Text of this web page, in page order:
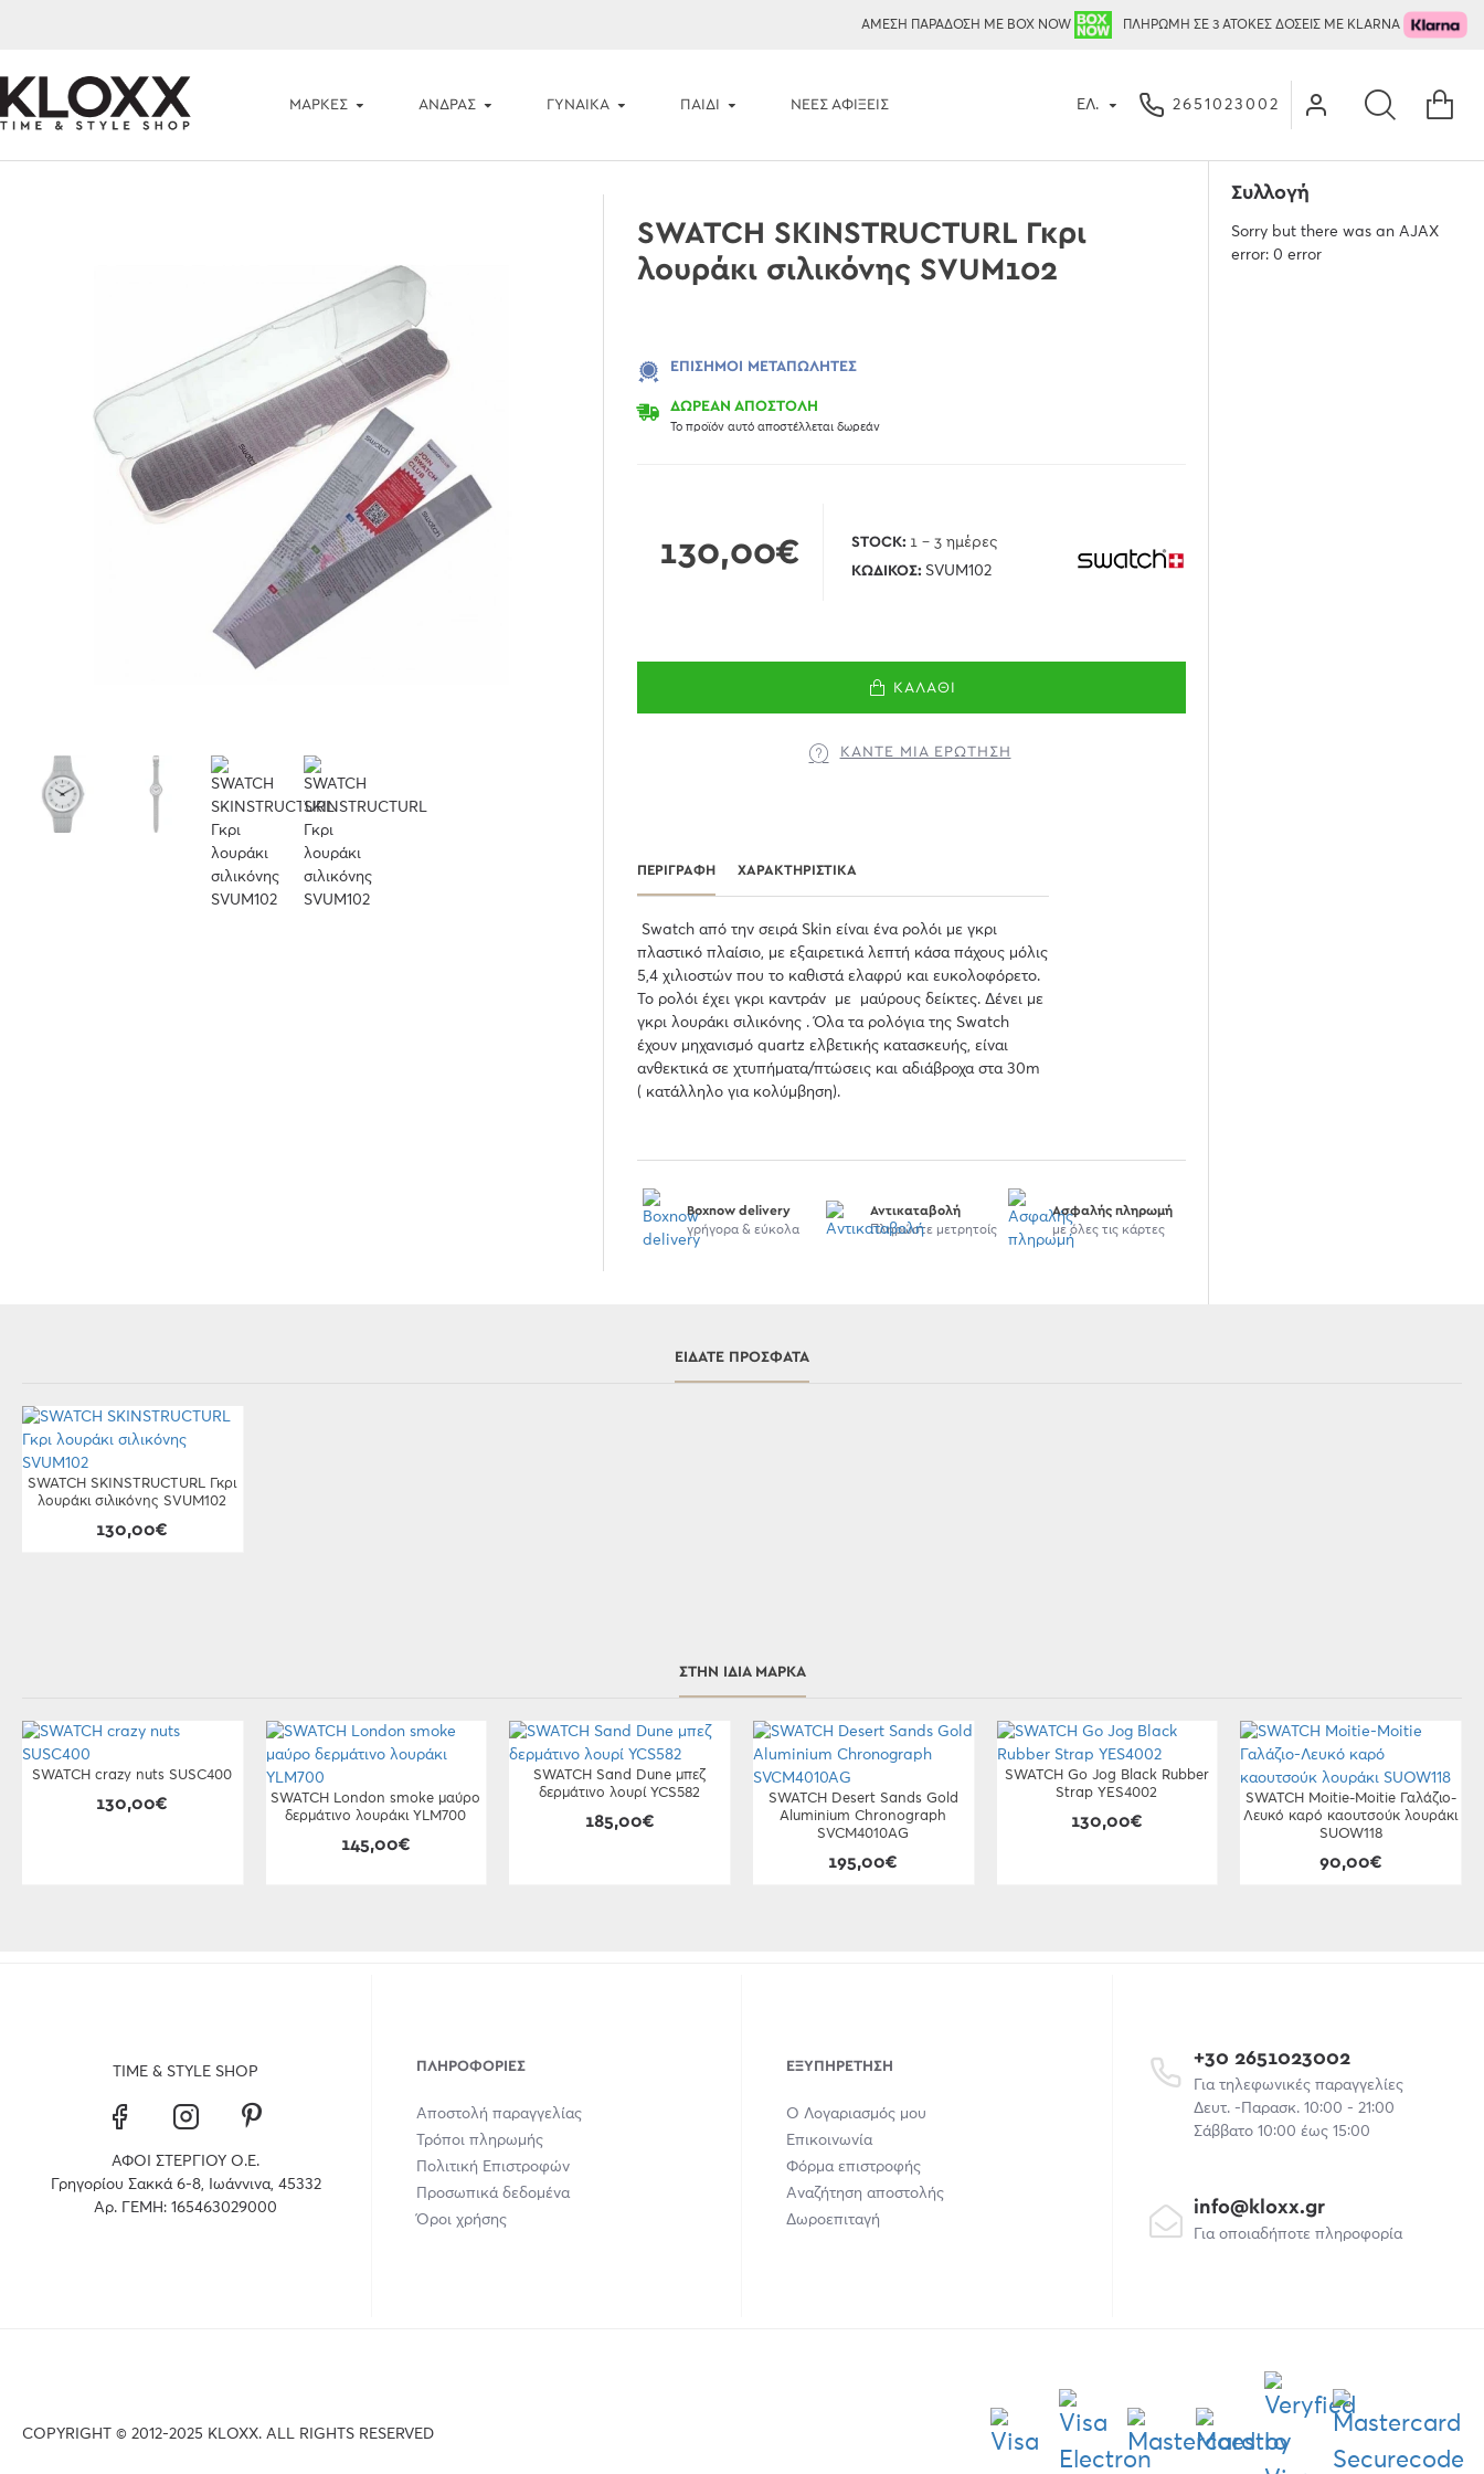
ΑΜΕΣΗ ΠΑΡΑΔΟΣΗ ΜΕ BOX NOW ΠΛΗΡΩΜΗ ΣΕ 3 ΑΤΟΚΕΣ ΔΟΣΕΙΣ ΜΕ KLARNA
ΜΆΡΚΕΣ ΑΝΔΡΑΣ ΓΥΝΑΙΚΑ ΠΑΙΔΙ ΝΈΕΣ ΑΦΊΞΕΙΣ ΕΛ. 2651023002
SWATCH SKINSTRUCTURL Γκρι
λουράκι σιλικόνης SVUM102
ΔΩΡΕΑΝ ΑΠΟΣΤΟΛΗ
Το προϊόν αυτό αποστέλλεται δωρεάν
ΕΠΊΣΗΜΟΙ ΜΕΤΑΠΩΛΗΤΈΣ
130,00€ STOCK: 1 - 3 ημέρες
ΚΩΔΙΚΌΣ: SVUM102
ΚΑΛΆΘΙ
ΚΆΝΤΕ ΜΊΑ ΕΡΏΤΗΣΗ
ΠΕΡΙΓΡΑΦΉ ΧΑΡΑΚΤΗΡΙΣΤΙΚΆ
Swatch από την σειρά Skin είναι ένα ρολόι με γκρι
πλαστικό πλαίσιο, με εξαιρετικά λεπτή κάσα πάχους μόλις
5,4 χιλιοστών που το καθιστά ελαφρύ και ευκολοφόρετο.
Το ρολόι έχει γκρι καντράν με μαύρους δείκτες. Δένει με
γκρι λουράκι σιλικόνης . Όλα τα ρολόγια της Swatch
έχουν μηχανισμό quartz ελβετικής κατασκευής, είναι
ανθεκτικά σε χτυπήματα/πτώσεις και αδιάβροχα στα 30m
( κατάλληλο για κολύμβηση).
Boxnow delivery
γρήγορα & εύκολα
Αντικαταβολή
Πληρώστε μετρητοίς
Ασφαλής πληρωμή
με όλες τις κάρτες
Συλλογή
Sorry but there was an AJAX
error: 0 error
ΕΊΔΑΤΕ ΠΡΌΣΦΑΤΑ
SWATCH SKINSTRUCTURL Γκρι
λουράκι σιλικόνης SVUM102
130,00€
ΣΤΗΝ ΊΔΙΑ ΜΆΡΚΑ
SWATCH crazy nuts SUSC400
130,00€
SWATCH London smoke μαύρο
δερμάτινο λουράκι YLM700
145,00€
SWATCH Sand Dune μπεζ
δερμάτινο λουρί YCS582
185,00€
SWATCH Desert Sands Gold
Aluminium Chronograph
SVCM4010AG
195,00€
SWATCH Go Jog Black Rubber
Strap YES4002
130,00€
SWATCH Moitie-Moitie Γαλάζιο-
Λευκό καρό καουτσούκ λουράκι
SUOW118
90,00€
TIME & STYLE SHOP
ΑΦΟΙ ΣΤΕΡΓΙΟΥ Ο.Ε.
Γρηγορίου Σακκά 6-8, Ιωάννινα, 45332
Αρ. ΓΕΜΗ: 165463029000
ΠΛΗΡΟΦΟΡΊΕΣ
Αποστολή παραγγελίας
Τρόποι πληρωμής
Πολιτική Επιστροφών
Προσωπικά δεδομένα
Όροι χρήσης
ΕΞΥΠΗΡΈΤΗΣΗ
Ο Λογαριασμός μου
Επικοινωνία
Φόρμα επιστροφής
Αναζήτηση αποστολής
Δωροεπιταγή
+30 2651023002
Για τηλεφωνικές παραγγελίες
Δευτ. -Παρασκ. 10:00 - 21:00
Σάββατο 10:00 έως 15:00
info@kloxx.gr
Για οποιαδήποτε πληροφορία
COPYRIGHT © 2012-2025 KLOXX. ALL RIGHTS RESERVED